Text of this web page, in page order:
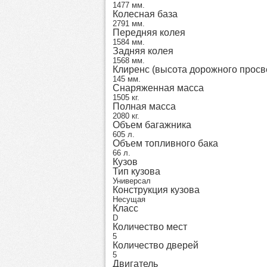
1477 мм.
Колесная база
2791 мм.
Передняя колея
1584 мм.
Задняя колея
1568 мм.
Клиренс (высота дорожного
145 мм.
Снаряженная масса
1505 кг.
Полная масса
2080 кг.
Объем багажника
605 л.
Объем топливного бака
66 л.
Кузов
Тип кузова
Универсал
Конструкция кузова
Несущая
Класс
D
Количество мест
5
Количество дверей
5
Двигатель